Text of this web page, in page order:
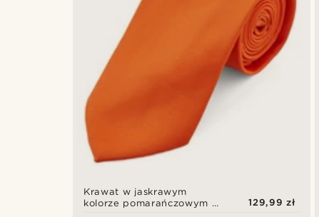
Krawat w jaskrawym
kolorze pomarańczowym 8
129,99 zł